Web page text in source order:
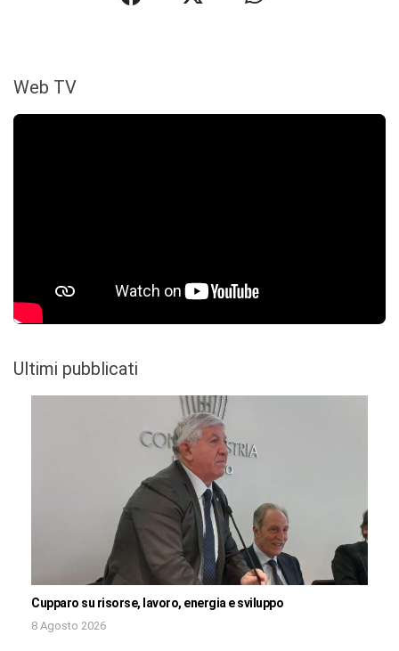
Web TV
Ultimi pubblicati
Cupparo su risorse, lavoro, energia e sviluppo
8 Agosto 2026